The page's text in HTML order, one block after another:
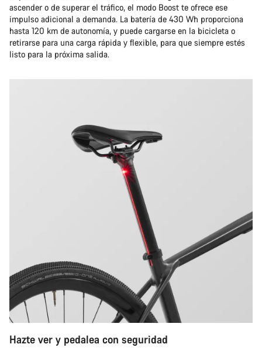
ascender o de superar el tráfico, el modo Boost te ofrece ese
impulso adicional a demanda. La batería de 430 Wh proporciona
hasta 120 km de autonomía, y puede cargarse en la bicicleta o
retirarse para una carga rápida y flexible, para que siempre estés
listo para la próxima salida.
Hazte ver y pedalea con seguridad